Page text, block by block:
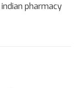
indian pharmacy